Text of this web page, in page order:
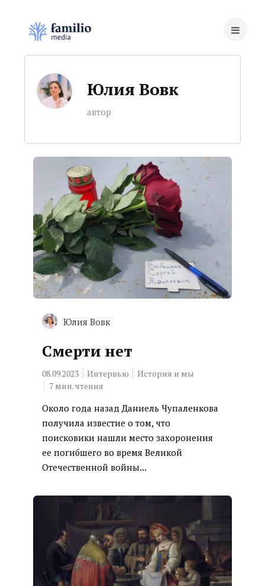
Юлия Вовк
автор
Юлия Вовк
Смерти нет
08.09.2023 Интервью
История и мы
7 мин. чтения
Около года назад Даниель Чупаленкова
получила известие о том, что
поисковики нашли место захоронения
ее погибшего во время Великой
Отечественной войны...